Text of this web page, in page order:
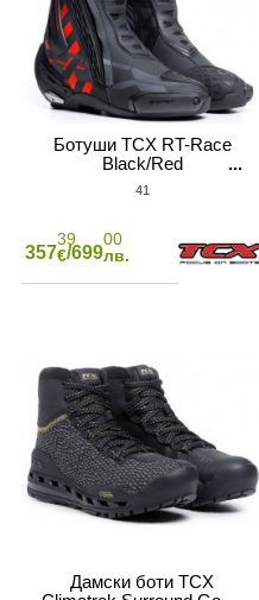
Ботуши TCX RT-Race
Black/Red
41
357
39
€/699
00
лв.
Дамски боти TCX